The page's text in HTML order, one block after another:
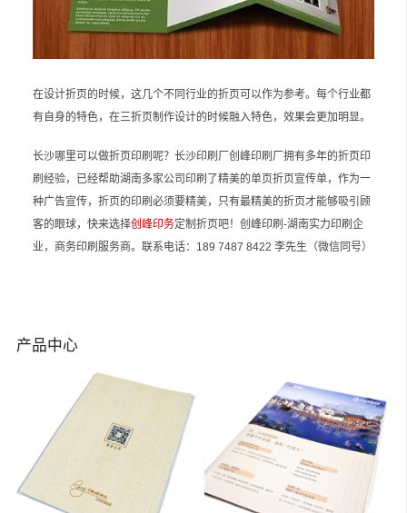
在设计折页的时候，这几个不同行业的折页可以作为参考。每个行业都
有自身的特色，在三折页制作设计的时候融入特色，效果会更加明显。
长沙哪里可以做折页印刷呢？长沙印刷厂创峰印刷厂拥有多年的折页印
刷经验，已经帮助湖南多家公司印刷了精美的单页折页宣传单，作为一
种广告宣传，折页的印刷必须要精美，只有最精美的折页才能够吸引顾
客的眼球，快来选择创峰印务定制折页吧！创峰印刷-湖南实力印刷企
业，商务印刷服务商。联系电话：189 7487 8422 李先生（微信同号）
产品中心